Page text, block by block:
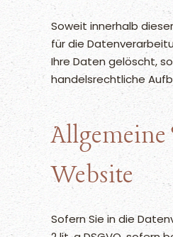
Soweit innerhalb
für die
Ihre Daten gelöscht,
handelsrechtliche
Website
Sofern Sie in die